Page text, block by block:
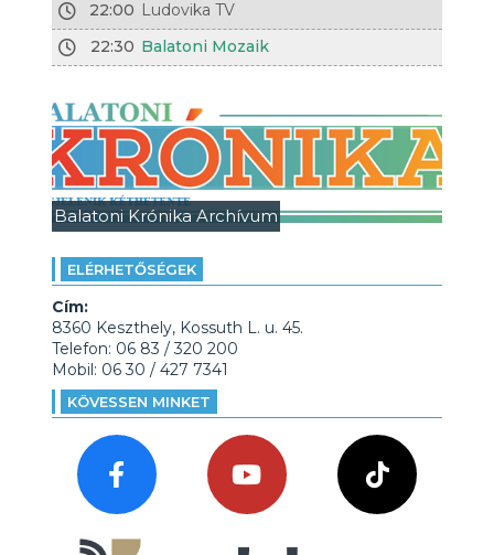
22:00 Ludovika TV
22:30 Balatoni Mozaik
Balatoni Krónika Archívum
ELÉRHETŐSÉGEK
Cím:
8360 Keszthely, Kossuth L. u. 45.
Telefon: 06 83 / 320 200
Mobil: 06 30 / 427 7341
KÖVESSEN MINKET